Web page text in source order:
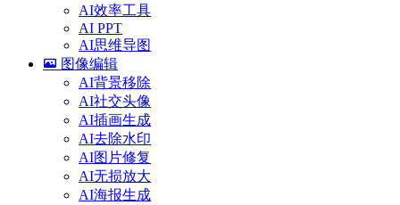
AI效率工具
AI PPT
AI思维导图
图像编辑
AI背景移除
AI社交头像
AI插画生成
AI去除水印
AI图片修复
AI无损放大
AI海报生成